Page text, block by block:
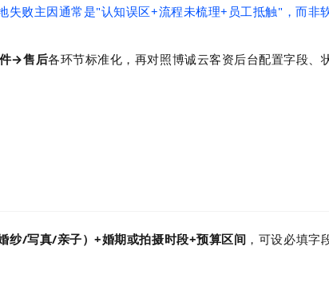
失败主因通常是"认知误区+流程未梳理+员工抵触"，而非
→售后各环节标准化，再对照博诚云客资后台配置字段
纱/写真/亲子）+婚期或拍摄时段+预算区间 ，可设必填字